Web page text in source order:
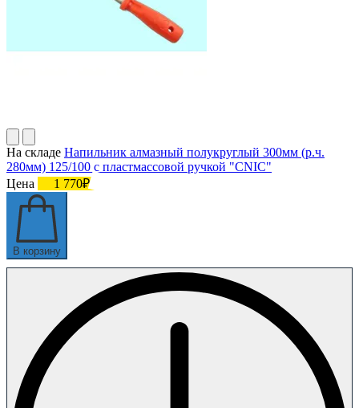
На складе Напильник алмазный полукруглый 300мм (р.ч.
280мм) 125/100 с пластмассовой ручкой "CNIC"
Цена
1 770₽
В корзину